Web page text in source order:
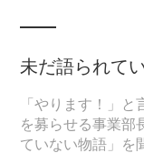
未だ語られて
「やります！」
を募らせる事業部
ていない物語」を